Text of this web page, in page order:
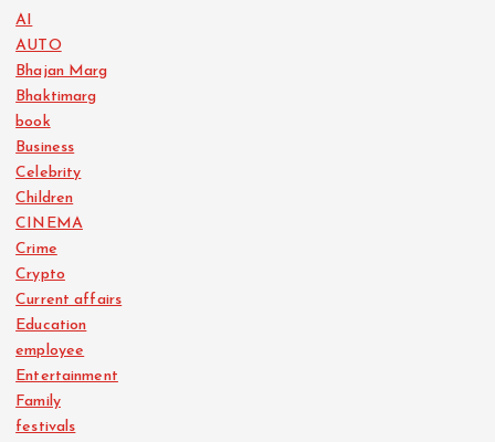
AI
AUTO
Bhajan Marg
Bhaktimarg
book
Business
Celebrity
Children
CINEMA
Crime
Crypto
Current affairs
Education
employee
Entertainment
Family
festivals